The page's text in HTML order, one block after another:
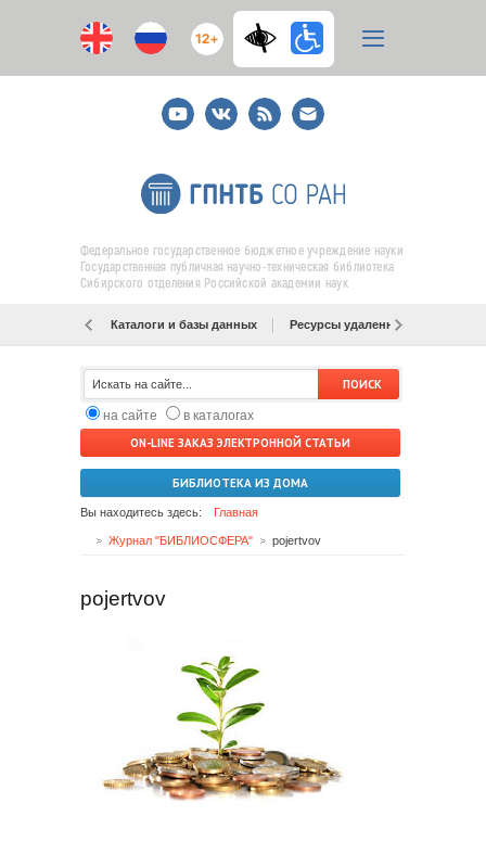
12+
YoutubeВКонтакте
RSS
E-
mail
подписка
Федеральное государственное бюджетное учреждение науки
Государственная публичная научно-техническая библиотека
Сибирского отделения Российской академии наук
Каталоги и базы данных Ресурсы удаленного доступа
на сайте
в каталогах
ON-LINE ЗАКАЗ ЭЛЕКТРОННОЙ СТАТЬИ
БИБЛИОТЕКА ИЗ ДОМА
Вы находитесь здесь: Главная
Журнал "БИБЛИОСФЕРА" pojertvov
pojertvov